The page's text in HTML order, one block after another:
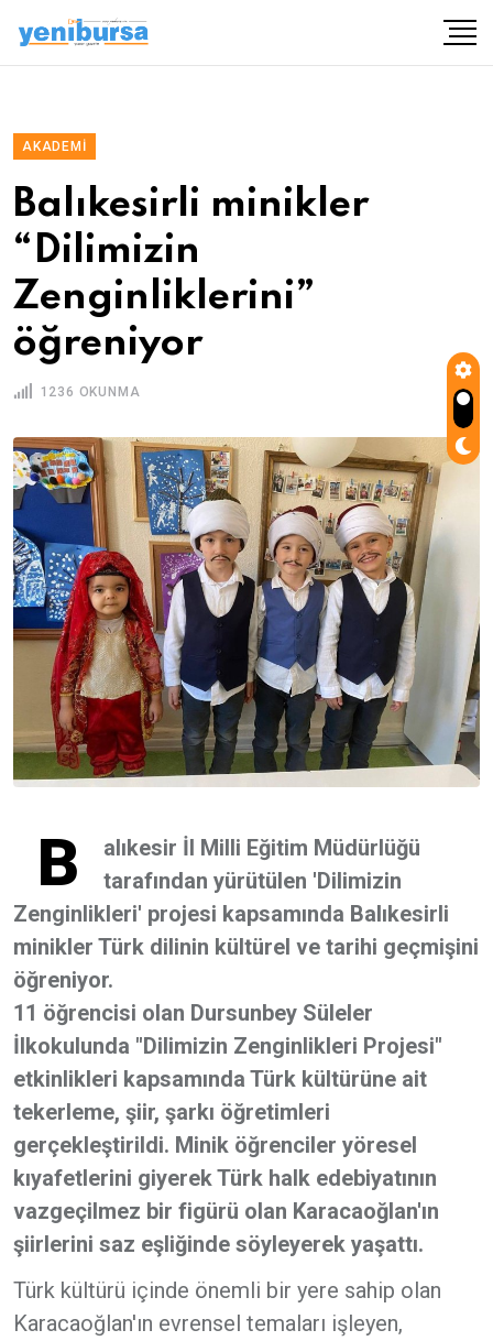
AKADEMI
Balıkesirli minikler
“Dilimizin
Zenginliklerini”
öğreniyor
1236 OKUNMA
B
alıkesir İl Milli Eğitim Müdürlüğü
tarafından yürütülen 'Dilimizin
Zenginlikleri' projesi kapsamında Balıkesirli
minikler Türk dilinin kültürel ve tarihi geçmişini
öğreniyor.
11 öğrencisi olan Dursunbey Süleler
İlkokulunda "Dilimizin Zenginlikleri Projesi"
etkinlikleri kapsamında Türk kültürüne ait
tekerleme, şiir, şarkı öğretimleri
gerçekleştirildi. Minik öğrenciler yöresel
kıyafetlerini giyerek Türk halk edebiyatının
vazgeçilmez bir figürü olan Karacaoğlan'ın
şiirlerini saz eşliğinde söyleyerek yaşattı.
Türk kültürü içinde önemli bir yere sahip olan
Karacaoğlan'ın evrensel temaları işleyen,